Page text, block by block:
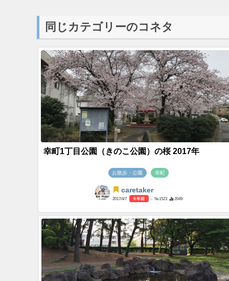
同じカテゴリーのコネタ
幸町1丁目公園（きのこ公園）の桜 2017年
お散歩・公園 幸町
caretaker
2017/4/7 9 年前 - №1523 2049